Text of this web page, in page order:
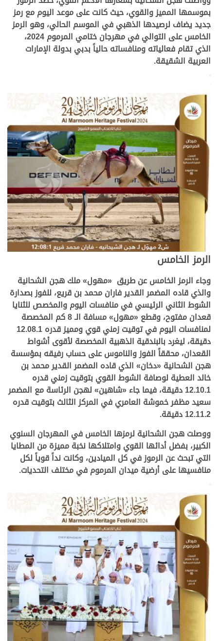
بموسمها المميز والقوي، حيث كانت على موعد اليوم مع رمز
جديد يضاف لرصيدها الذهبي في الموسم الحالي، وهو الرمز
الخامس على التوالي في مهرجان ختامي المرموم 2024،
الذي تقام فعالياته ومنافساته حالياً بدبي بدولة الإمارات
العربية الشقيقة.
>
.
الرمز الخامس
وجاء الرمز الخامس عن طريق «مهول» ملك هجن الشحانية
والذي قاده المضمر القدير فاران محمد بن قريع، للفوز بصدارة
الشوط الثاني الرئيسي في منافسات اليوم والمخصص للثنايا
قعدان مفتوح، وقطع «مهول» مسافة الـ 8 كم المخصصة
لمنافسات اليوم في توقيت زمني قوي ومميز قدره 12.08.1
دقيقة، ليغرد بالبندقية الذهبية المخصصة لأقوى أشواط
القعدان، محققاً الفوز والناموس على حساب رفيقه بمؤسسة
هجن الشحانية «دخان» الذي قاده المضمر القدير محمد بن
خالد العطية لوصافة الشوط القوي بتوقيت زمني قدره
12.10.1 دقيقة، فيما جاء «شاهين» لهجن الرئاسة مع المضمر
سعيد مظفر خموشة العامري في المركز الثالث بتوقيت قدره
12.11.2 دقيقة.
ووصلت هجن الشحانية لرمزها الخامس في المهرجان السنوي
الكبير، بفضل أدائها القوي وامتلاكها نخبة مميزة من المطايا
التي تبحث عن الرموز في كل الميادين، وكانت نداً قوياً لكل
منافسيها على أرضية ميدان المرموم في مختلف التحديات.
>